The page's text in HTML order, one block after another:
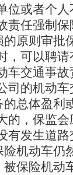
位或者个
责任强制
原则审批
，可以聘
车交通事
司的机动
总体盈利
，保监会
有发生道
机动车仍
保险机动